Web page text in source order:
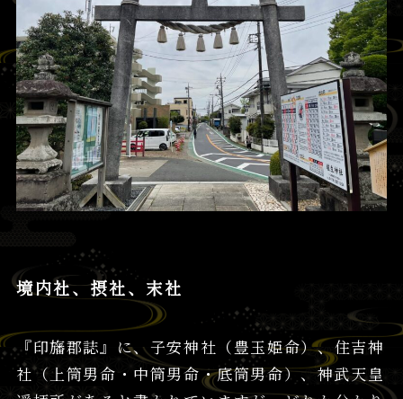
境内社、摂社、末社
『印旛郡誌』に、子安神社（豊玉姫命）、住吉神
社（上筒男命・中筒男命・底筒男命）、神武天皇